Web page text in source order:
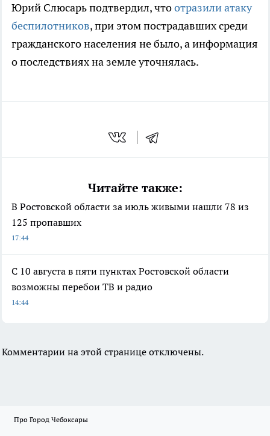
Юрий Слюсарь подтвердил, чтоотразили атаку
беспилотников, при этом пострадавших среди
гражданского населения не было, а информация
о последствиях на земле уточнялась.
Читайте также:
В Ростовской области за июль живыми нашли 78 из
125 пропавших
17:44
С 10 августа в пяти пунктах Ростовской области
возможны перебои ТВ и радио
14:44
Комментарии на этой странице отключены.
Про Город Чебоксары